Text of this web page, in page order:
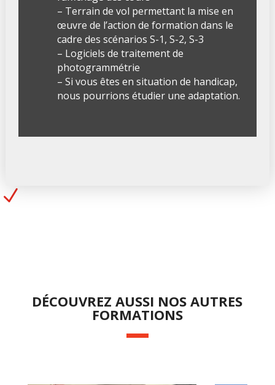
– Terrain de vol permettant la mise en
œuvre de l’action de formation dans le
cadre des scénarios S-1, S-2, S-3
– Logiciels de traitement de
photogrammétrie
– Si vous êtes en situation de handicap,
nous pourrions étudier une adaptation.
N
DÉCOUVREZ AUSSI NOS AUTRES
FORMATIONS